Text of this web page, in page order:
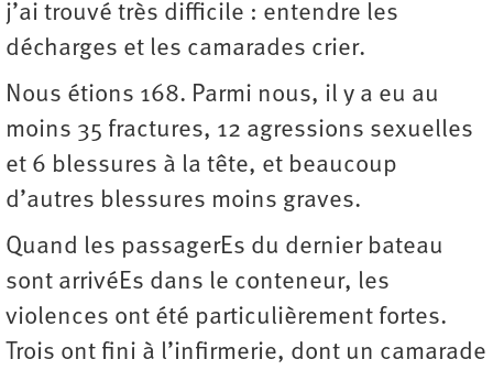
j’ai trouvé très difficile : entendre les
décharges et les camarades crier.
Nous étions 168. Parmi nous, il y a eu au
moins 35 fractures, 12 agressions sexuelles
et 6 blessures à la tête, et beaucoup
d’autres blessures moins graves.
Quand les passagerEs du dernier bateau
sont arrivéEs dans le conteneur, les
violences ont été particulièrement fortes.
Trois ont fini à l’infirmerie, dont un camarade